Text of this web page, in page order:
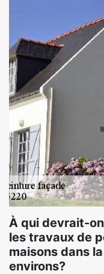
À qui devrait-
les travaux de
maisons dans
environs?